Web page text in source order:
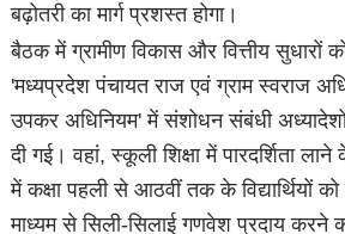
बढ़ोतरी का मार्ग प्रशस्त होगा।
बैठक में ग्रामीण विकास और वित्तीय सुधारों
'मध्यप्रदेश पंचायत राज एवं ग्राम स्वराज
उपकर अधिनियम' में संशोधन संबंधी
दी गई। वहां, स्कूली शिक्षा में पारदर्शिता
में कक्षा पहली से आठवीं तक के विद्यार्थियों को
माध्यम से सिली-सिलाई गणवेश प्रदाय करने